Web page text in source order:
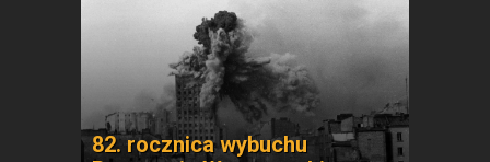
82. rocznica wybuchu